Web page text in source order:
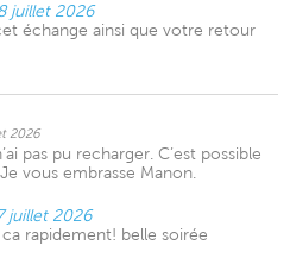
juillet 2026
échange ainsi que votre retour
2026
pas pu recharger. C’est possible
vous embrasse Manon.
juillet 2026
rapidement! belle soirée